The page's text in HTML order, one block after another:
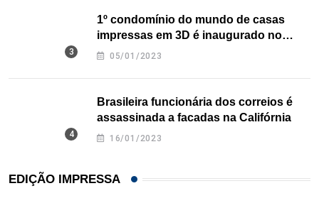
1º condomínio do mundo de casas
impressas em 3D é inaugurado no
Texas
05/01/2023
Brasileira funcionária dos correios é
assassinada a facadas na Califórnia
16/01/2023
EDIÇÃO IMPRESSA